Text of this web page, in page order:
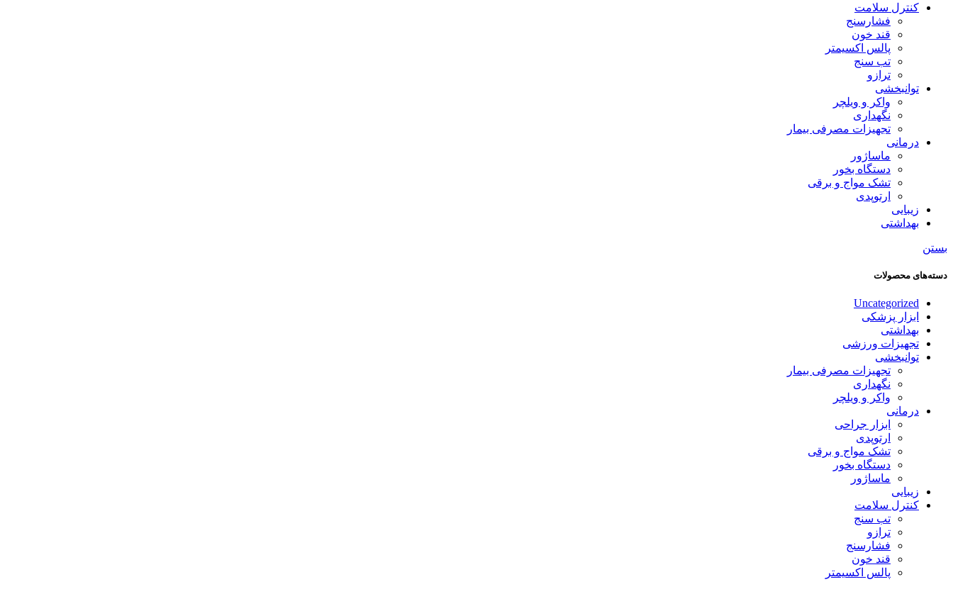
کنترل سلامت
فشارسنج
قند خون
پالس اکسیمتر
تب سنج
ترازو
توانبخشی
واکر و ویلچر
نگهداری
تجهیزات مصرفی بیمار
درمانی
ماساژور
دستگاه بخور
تشک مواج و برقی
ارتوپدی
زیبایی
بهداشتی
بستن
دسته‌های محصولات
Uncategorized
ابزار پزشکی
بهداشتی
تجهیزات ورزشی
توانبخشی
تجهیزات مصرفی بیمار
نگهداری
واکر و ویلچر
درمانی
ابزار جراحی
ارتوپدی
تشک مواج و برقی
دستگاه بخور
ماساژور
زیبایی
کنترل سلامت
تب سنج
ترازو
فشارسنج
قند خون
پالس اکسیمتر